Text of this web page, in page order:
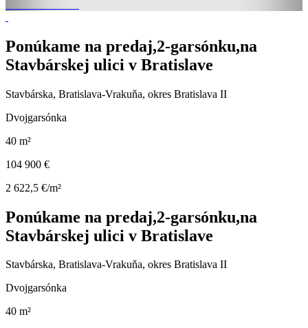
Ponúkame na predaj,2-garsónku,na
Stavbárskej ulici v Bratislave
Stavbárska, Bratislava-Vrakuňa, okres Bratislava II
Dvojgarsónka
40 m²
104 900 €
2 622,5 €/m²
Ponúkame na predaj,2-garsónku,na
Stavbárskej ulici v Bratislave
Stavbárska, Bratislava-Vrakuňa, okres Bratislava II
Dvojgarsónka
40 m²